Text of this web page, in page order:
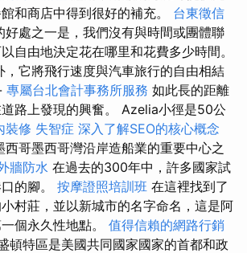
和商店中得到很好的補充。 台東徵信
好處之一是，我們沒有與時間或團體聯
自由地決定花在哪里和花費多少時間。
，它將飛行速度與汽車旅行的自由相結
專屬台北會計事務所服務 如此長的距離
路上發現的興奮。 Azelia小徑是50公
裝修 失智症 深入了解SEO的核心概念
西哥墨西哥灣沿岸造船業的重要中心之
牆防水 在過去的300年中，許多國家試
的腳。 按摩證照培訓班 在這裡找到了
村莊，並以新城市的名字命名，這是阿
個永久性地點。 值得信賴的網路行銷
頓特區是美國共同國家國家的首都和政